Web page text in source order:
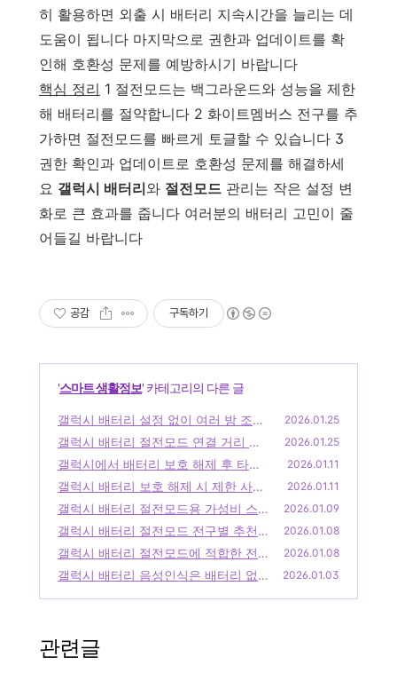
히 활용하면 외출 시 배터리 지속시간을 늘리는 데
도움이 됩니다 마지막으로 권한과 업데이트를 확
인해 호환성 문제를 예방하시기 바랍니다
핵심 정리 1 절전모드는 백그라운드와 성능을 제한
해 배터리를 절약합니다 2 화이트멤버스 전구를 추
가하면 절전모드를 빠르게 토글할 수 있습니다 3
권한 확인과 업데이트로 호환성 문제를 해결하세
요 갤럭시 배터리와 절전모드 관리는 작은 설정 변
화로 큰 효과를 줍니다 여러분의 배터리 고민이 줄
어들길 바랍니다
공감 구독하기
'스마트 생활정보' 카테고리의 다른 글
갤럭시 배터리 설정 없이 여러 방 조명
제어 방법 총정리
(0)
2026.01.25
갤럭시 배터리 절전모드 연결 거리 몇
미터까지 확인법
(0)
2026.01.25
갤럭시에서 배터리 보호 해제 후 타이
머 예약 방법
(0)
2026.01.11
갤럭시 배터리 보호 해제 시 제한 사항
정리
(0)
2026.01.11
갤럭시 배터리 절전모드용 가성비 스
터디램프 추천
(0)
2026.01.09
갤럭시 배터리 절전모드 전구별 추천
라이트와 일반 비교
(1)
2026.01.08
갤럭시 배터리 절전모드에 적합한 전
구 추천
(0)
2026.01.08
갤럭시 배터리 음성인식은 배터리 없
2026.01.03
관련글